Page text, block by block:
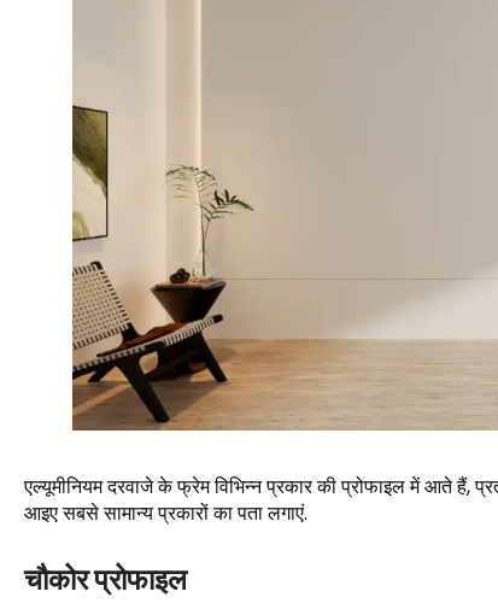
एल्यूमीनियम दरवाजे के फ्रेम विभिन्न प्रकार की प्रोफाइल में आते हैं,
आइए सबसे सामान्य प्रकारों का पता लगाएं.
चौकोर प्रोफाइल